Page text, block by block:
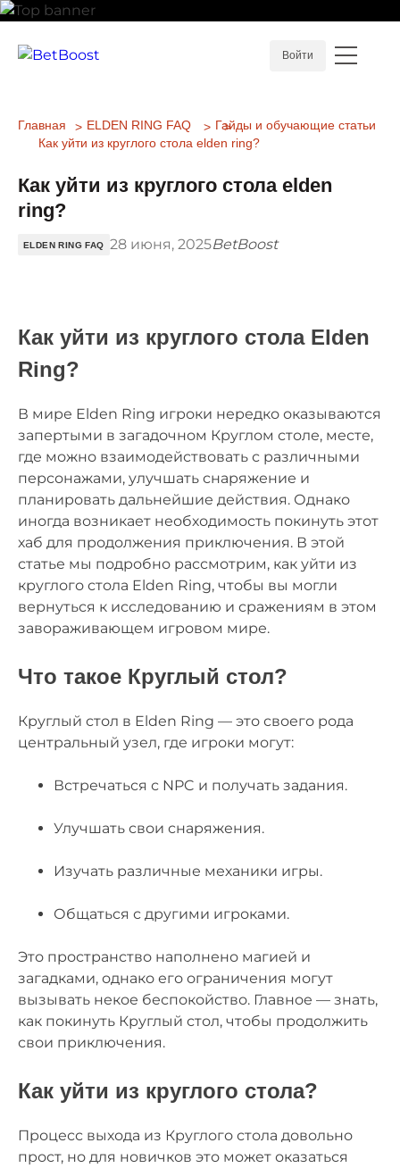
Войти
Главная ELDEN RING FAQ
Гайды и обучающие статьи
Как уйти из круглого стола elden ring?
Как уйти из круглого стола elden
ring?
ELDEN RING FAQ 28 июня, 2025BetBoost
Как уйти из круглого стола Elden
Ring?
В мире Elden Ring игроки нередко оказываются
запертыми в загадочном Круглом столе, месте,
где можно взаимодействовать с различными
персонажами, улучшать снаряжение и
планировать дальнейшие действия. Однако
иногда возникает необходимость покинуть этот
хаб для продолжения приключения. В этой
статье мы подробно рассмотрим, как уйти из
круглого стола Elden Ring, чтобы вы могли
вернуться к исследованию и сражениям в этом
завораживающем игровом мире.
Что такое Круглый стол?
Круглый стол в Elden Ring — это своего рода
центральный узел, где игроки могут:
Встречаться с NPC и получать задания.
Улучшать свои снаряжения.
Изучать различные механики игры.
Общаться с другими игроками.
Это пространство наполнено магией и
загадками, однако его ограничения могут
вызывать некое беспокойство. Главное — знать,
как покинуть Круглый стол, чтобы продолжить
свои приключения.
Как уйти из круглого стола?
Процесс выхода из Круглого стола довольно
прост, но для новичков это может оказаться